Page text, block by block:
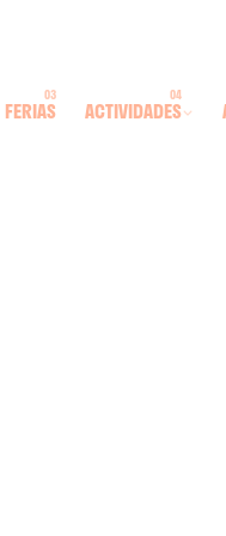
FERIAS ACTIVIDADES